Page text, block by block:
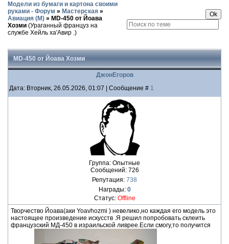
Модели из бумаги и картона своими
руками - Форум » Мастерская »
Авиация (М) » MD-450 от Йоава
Хозми (Ураганный француз на
службе Хейль ха'Авир .)
MD-450 от Йоава Хозми
ДжонЕгоров
Дата: Вторник, 26.05.2026, 01:07 | Сообщение # 1
Группа: Опытные
Сообщений: 726
Репутация: 738
Награды: 0
Статус: Offline
Творчество Йоава(аки Yoavhozmi ) невелико,но каждая его модель это
настоящее произведение искусств .Я решил попробовать склеить
французский МД-450 в израильской ливрее.Если смогу,то получится